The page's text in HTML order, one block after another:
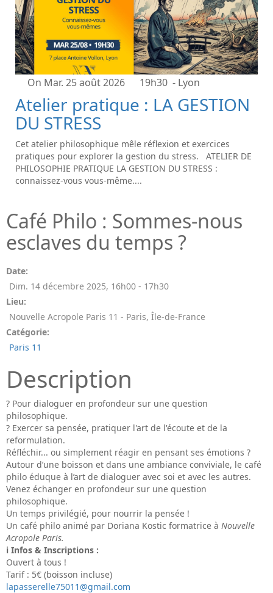
On Mar. 25 août 2026 19h30 - Lyon
Atelier pratique : LA GESTION
DU STRESS
Cet atelier philosophique mêle réflexion et exercices
pratiques pour explorer la gestion du stress. ATELIER DE
PHILOSOPHIE PRATIQUE LA GESTION DU STRESS :
connaissez-vous vous-même....
Café Philo : Sommes-nous
esclaves du temps ?
Date:
Dim. 14 décembre 2025, 16h00 - 17h30
Lieu:
Nouvelle Acropole Paris 11 - Paris, Île-de-France
Catégorie:
Paris 11
Description
? Pour dialoguer en profondeur sur une question
philosophique.
? Exercer sa pensée, pratiquer l'art de l'écoute et de la
reformulation.
Réfléchir... ou simplement réagir en pensant ses émotions ?
Autour d’une boisson et dans une ambiance conviviale, le café
philo éduque à l’art de dialoguer avec soi et avec les autres.
Venez échanger en profondeur sur une question
philosophique.
Un temps privilégié, pour nourrir la pensée !
Un café philo animé par Doriana Kostic formatrice à Nouvelle
Acropole Paris.
ℹ Infos & Inscriptions :
Ouvert à tous !
Tarif : 5€ (boisson incluse)
lapasserelle75011@gmail.com